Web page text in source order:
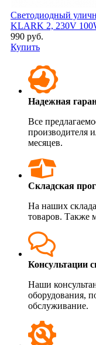
Светодиодный
KLARK 2, 230V
990 руб.
Купить
Надежная
Все
производителя
месяцев.
Складская
На наших
товаров. Также
Консультации
Наши
оборудования,
обслуживание.